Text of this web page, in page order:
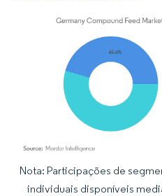
Imagem © Mordor Intelligence. O reuso
Nota: Participações de
individuais disponíveis